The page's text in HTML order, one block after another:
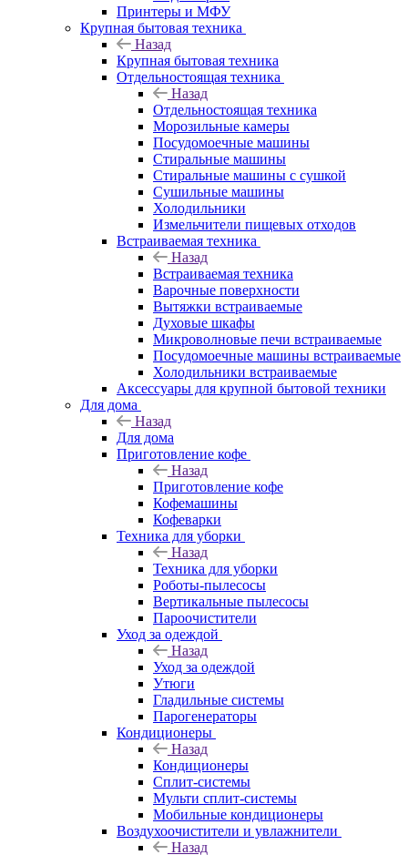
Принтеры и МФУ
Крупная бытовая техника
Назад
Крупная бытовая техника
Отдельностоящая техника
Назад
Отдельностоящая техника
Морозильные камеры
Посудомоечные машины
Стиральные машины
Стиральные машины с сушкой
Сушильные машины
Холодильники
Измельчители пищевых отходов
Встраиваемая техника
Назад
Встраиваемая техника
Варочные поверхности
Вытяжки встраиваемые
Духовые шкафы
Микроволновые печи встраиваемые
Посудомоечные машины встраиваемые
Холодильники встраиваемые
Аксессуары для крупной бытовой техники
Для дома
Назад
Для дома
Приготовление кофе
Назад
Приготовление кофе
Кофемашины
Кофеварки
Техника для уборки
Назад
Техника для уборки
Роботы-пылесосы
Вертикальные пылесосы
Пароочистители
Уход за одеждой
Назад
Уход за одеждой
Утюги
Гладильные системы
Парогенераторы
Кондиционеры
Назад
Кондиционеры
Сплит-системы
Мульти сплит-системы
Мобильные кондиционеры
Воздухоочистители и увлажнители
Назад